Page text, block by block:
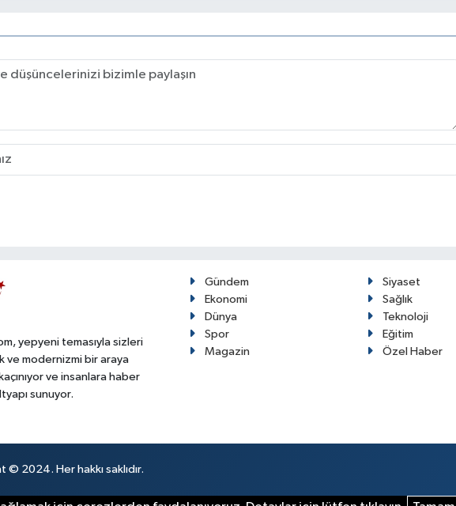
yepyeni temasıyla sizleri
ve modernizmi bir araya
ve insanlara haber
sunuyor.
Gündem
Siyaset
Ekonomi
Sağlık
Dünya
Teknoloji
Spor
Eğitim
Magazin
Özel Haber
© 2024. Her hakkı saklıdır.